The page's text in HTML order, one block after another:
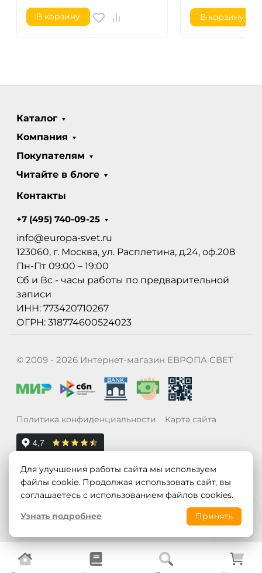
В корзину В корзину
Каталог
Компания
Покупателям
Читайте в блоге
Контакты
+7 (495) 740-09-25
info@europa-svet.ru
123060, г. Москва, ул. Расплетина, д.24, оф.208
Пн-Пт 09:00 – 19:00
Сб и Вс - часы работы по предварительной
записи
ИНН: 773420710267
ОГРН: 318774600524023
© 2009 - 2026 Интернет-магазин ЕВРОПА СВЕТ
Политика конфиденциальности Карта сайта
Для улучшения работы сайта мы используем
файлы cookie. Продолжая использовать сайт, вы
соглашаетесь с использованием файлов cookies.
Узнать подробнее
Принять